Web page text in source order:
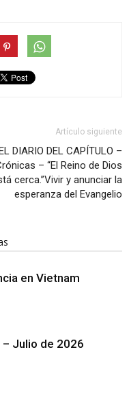
Artículo siguiente
DIARIO DEL CAPÍTULO –
– “El Reino de Dios
cerca.”Vivir y anunciar la
esperanza del Evangelio
en Vietnam
– Julio de 2026